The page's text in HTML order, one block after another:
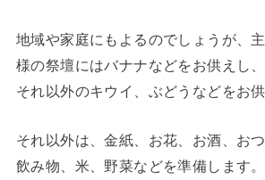
地域や家庭にもよるのでしょうが、
様の祭壇にはバナナなどをお供えし
それ以外のキウイ、ぶどうなどをお
それ以外は、金紙、お花、お酒、お
飲み物、米、野菜などを準備します